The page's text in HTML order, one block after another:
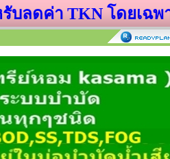
โดยเฉพาะในบ่อ